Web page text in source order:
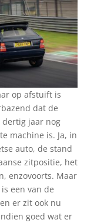
op afstuift is
dat de
dertig jaar nog
machine is. Ja, in
auto, de stand
zitpositie, het
enzovoorts. Maar
een van de
er zit ook nu
goed wat er